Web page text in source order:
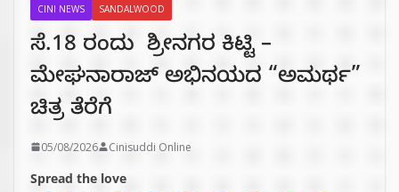
CINI NEWS SANDALWOOD
ಸೆ.18 ರಂದು ಶ್ರೀನಗರ ಕಿಟ್ಟಿ –
ಮೇಘನಾರಾಜ್ ಅಭಿನಯದ “ಅಮರ್ಥ”
ಚಿತ್ರ ತೆರೆಗೆ
05/08/2026 Cinisuddi Online
Spread the love